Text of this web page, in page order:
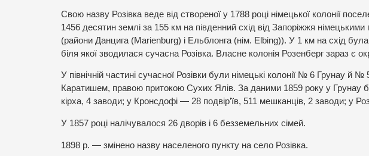
Свою назву Розівка веде від створеної у 1788 році німецької колонії
1456 десятин землі за 155 км на південний схід від Запоріжжя німецькими
(райони Данцига (Marienburg) і Ельблонга (нім. Elbing)). У 1 км на схід була
біля якої зводилася сучасна Розівка. Власне колонія Розенберг зараз є
У північній частині сучасної Розівки були німецькі колонії № 6 Грунау
Каратишем, правою притокою Сухих Ялів. За даними 1859 року у Грунау
кірха, 4 заводи; у Кронсдофі — 28 подвір’їв, 511 мешканців, 2 заводи; у
У 1857 році налічувалося 26 дворів і 6 безземельних сімей.
1898 р. — змінено назву населеного пункту на село Розівка.